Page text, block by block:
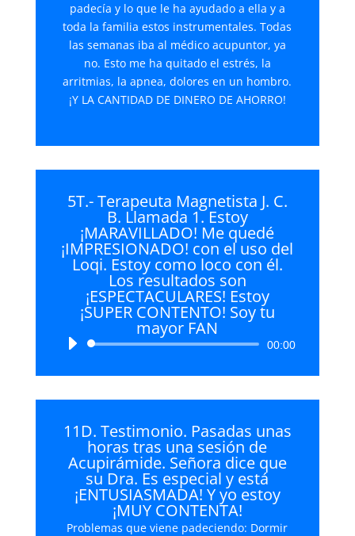
padecía y lo que le ha ayudado a ella y a
toda la familia estos instrumentales. Todas
las semanas iba al médico acupuntor, ya
no. Esto me ha quitado el estrés, la
arritmias, la apnea, dolores en un hombro.
¡Y LA CANTIDAD DE DINERO DE AHORRO!
5T.- Terapeuta Magnetista J. C.
B. Llamada 1. Estoy
¡MARAVILLADO! Me quedé
¡IMPRESIONADO! con el uso del
Loqi. Estoy como loco con él.
Los resultados son
¡ESPECTACULARES! Estoy
¡SUPER CONTENTO! Soy tu
mayor FAN
Reproductor
audio
00:00
11D. Testimonio. Pasadas unas
horas tras una sesión de
Acupirámide. Señora dice que
su Dra. Es especial y está
¡ENTUSIASMADA! Y yo estoy
¡MUY CONTENTA!
Problemas que viene padeciendo: Dormir